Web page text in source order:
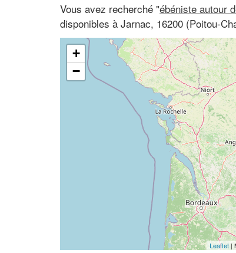
Vous avez recherché "ébéniste autour
disponibles à Jarnac, 16200 (Poitou-
+
−
Leaflet |